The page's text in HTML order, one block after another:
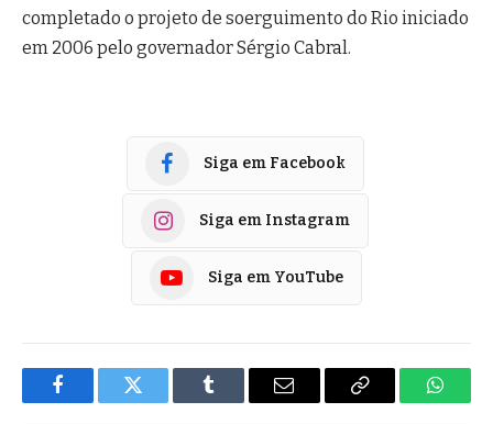
completado o projeto de soerguimento do Rio iniciado
em 2006 pelo governador Sérgio Cabral.
Siga em Facebook
Siga em Instagram
Siga em YouTube
FacebookTwitter Tumblr
E-
Copiar